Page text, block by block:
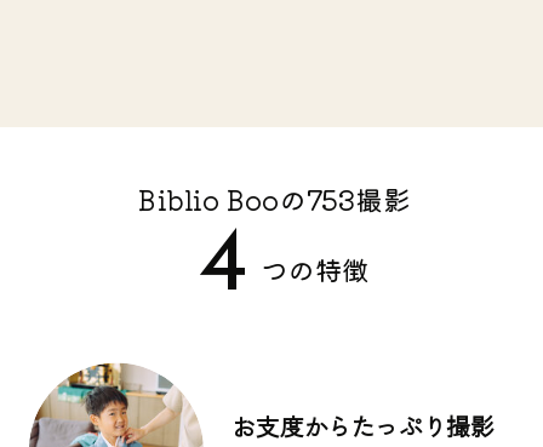
Biblio Booの753撮影
つの特徴
4
お支度からたっぷり撮影